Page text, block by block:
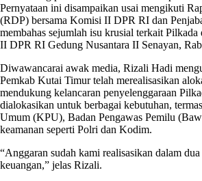
Pernyataan ini disampaikan usai mengikuti
(RDP) bersama Komisi II DPR RI dan
membahas sejumlah isu krusial terkait
II DPR RI Gedung Nusantara II Senayan,
Diwawancarai awak media, Rizali Hadi
Pemkab Kutai Timur telah merealisasikan
mendukung kelancaran penyelenggaraan
dialokasikan untuk berbagai kebutuhan,
Umum (KPU), Badan Pengawas Pemilu
keamanan seperti Polri dan Kodim.
“Anggaran sudah kami realisasikan dalam dua
keuangan,” jelas Rizali.